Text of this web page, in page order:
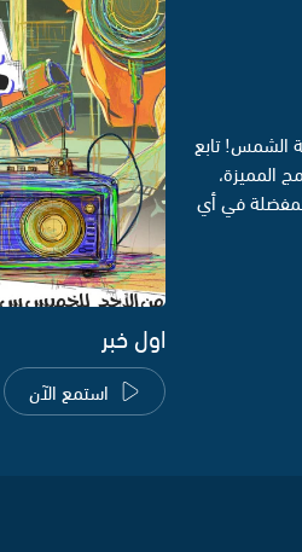
الشمس! تابع
المميزة،
في أي
اول خبر
استمع الآن